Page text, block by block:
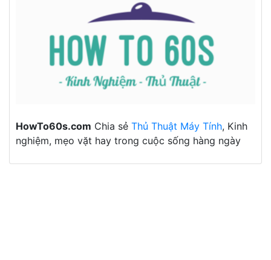
HowTo60s.com Chia sẻ Thủ Thuật Máy Tính, Kinh
nghiệm, mẹo vặt hay trong cuộc sống hàng ngày